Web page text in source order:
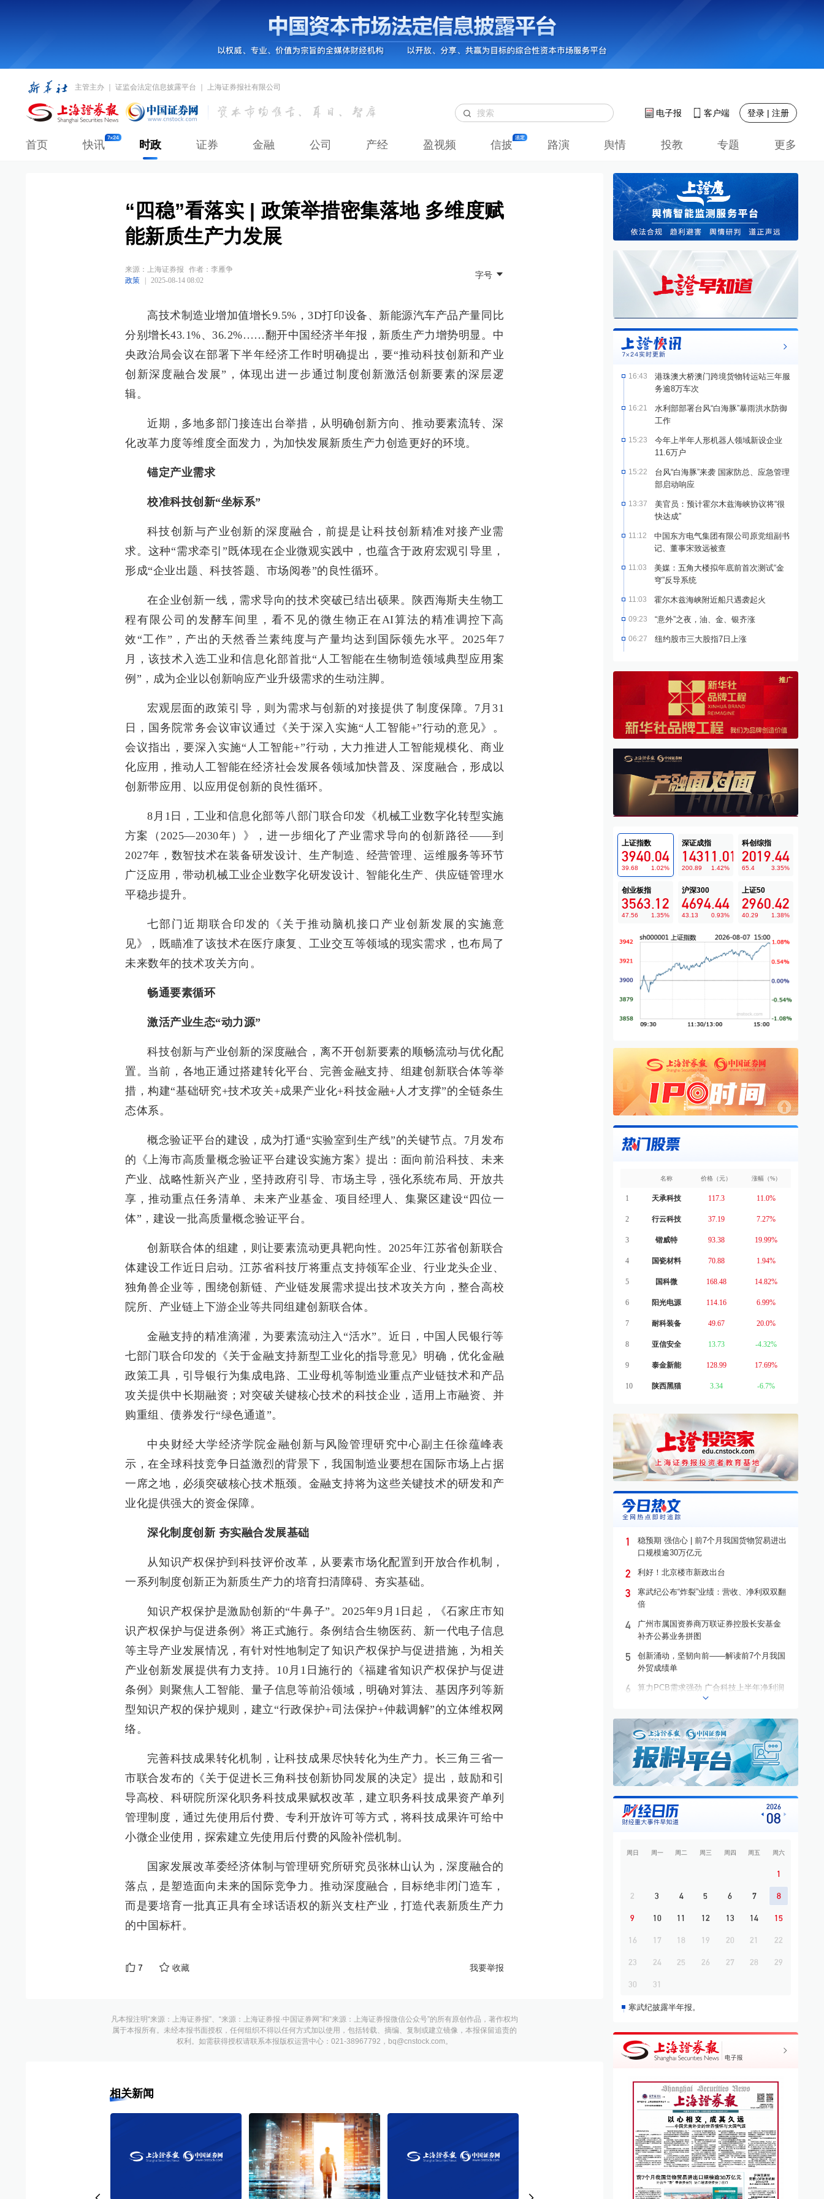
主管主办 ｜ 证监会法定信息披露平台 ｜ 上海证券报社有限公司
电子报 客户端 登录 | 注册
首页 快讯 时政 证券 金融 公司 产经 盈视频 信披 路演 舆情 投教 专题 更多
“四稳”看落实 | 政策举措密集落地 多维度赋
能新质生产力发展
来源： 上海证券报
作者：李雁争
政策
2025-08-14 08:02
字号
高技术制造业增加值增长9.5%，3D打印设备、新能源汽车产品产量同比
分别增长43.1%、36.2%……翻开中国经济半年报，新质生产力增势明显。中
央政治局会议在部署下半年经济工作时明确提出，要“推动科技创新和产业
创新深度融合发展”，体现出进一步通过制度创新激活创新要素的深层逻
辑。
近期，多地多部门接连出台举措，从明确创新方向、推动要素流转、深
化改革力度等维度全面发力，为加快发展新质生产力创造更好的环境。
锚定产业需求
校准科技创新“坐标系”
科技创新与产业创新的深度融合，前提是让科技创新精准对接产业需
求。这种“需求牵引”既体现在企业微观实践中，也蕴含于政府宏观引导里，
形成“企业出题、科技答题、市场阅卷”的良性循环。
在企业创新一线，需求导向的技术突破已结出硕果。陕西海斯夫生物工
程有限公司的发酵车间里，看不见的微生物正在AI算法的精准调控下高
效“工作”，产出的天然香兰素纯度与产量均达到国际领先水平。2025年7
月，该技术入选工业和信息化部首批“人工智能在生物制造领域典型应用案
例”，成为企业以创新响应产业升级需求的生动注脚。
宏观层面的政策引导，则为需求与创新的对接提供了制度保障。7月31
日，国务院常务会议审议通过《关于深入实施“人工智能+”行动的意见》。
会议指出，要深入实施“人工智能+”行动，大力推进人工智能规模化、商业
化应用，推动人工智能在经济社会发展各领域加快普及、深度融合，形成以
创新带应用、以应用促创新的良性循环。
8月1日，工业和信息化部等八部门联合印发《机械工业数字化转型实施
方案（2025—2030年）》，进一步细化了产业需求导向的创新路径——到
2027年，数智技术在装备研发设计、生产制造、经营管理、运维服务等环节
广泛应用，带动机械工业企业数字化研发设计、智能化生产、供应链管理水
平稳步提升。
七部门近期联合印发的《关于推动脑机接口产业创新发展的实施意
见》，既瞄准了该技术在医疗康复、工业交互等领域的现实需求，也布局了
未来数年的技术攻关方向。
畅通要素循环
激活产业生态“动力源”
科技创新与产业创新的深度融合，离不开创新要素的顺畅流动与优化配
置。当前，各地正通过搭建转化平台、完善金融支持、组建创新联合体等举
措，构建“基础研究+技术攻关+成果产业化+科技金融+人才支撑”的全链条生
态体系。
概念验证平台的建设，成为打通“实验室到生产线”的关键节点。7月发布
的《上海市高质量概念验证平台建设实施方案》提出：面向前沿科技、未来
产业、战略性新兴产业，坚持政府引导、市场主导，强化系统布局、开放共
享，推动重点任务清单、未来产业基金、项目经理人、集聚区建设“四位一
体”，建设一批高质量概念验证平台。
创新联合体的组建，则让要素流动更具靶向性。2025年江苏省创新联合
体建设工作近日启动。江苏省科技厅将重点支持领军企业、行业龙头企业、
独角兽企业等，围绕创新链、产业链发展需求提出技术攻关方向，整合高校
院所、产业链上下游企业等共同组建创新联合体。
金融支持的精准滴灌，为要素流动注入“活水”。近日，中国人民银行等
七部门联合印发的《关于金融支持新型工业化的指导意见》明确，优化金融
政策工具，引导银行为集成电路、工业母机等制造业重点产业链技术和产品
攻关提供中长期融资；对突破关键核心技术的科技企业，适用上市融资、并
购重组、债券发行“绿色通道”。
中央财经大学经济学院金融创新与风险管理研究中心副主任徐蕴峰表
示，在全球科技竞争日益激烈的背景下，我国制造业要想在国际市场上占据
一席之地，必须突破核心技术瓶颈。金融支持将为这些关键技术的研发和产
业化提供强大的资金保障。
深化制度创新 夯实融合发展基础
从知识产权保护到科技评价改革，从要素市场化配置到开放合作机制，
一系列制度创新正为新质生产力的培育扫清障碍、夯实基础。
知识产权保护是激励创新的“牛鼻子”。2025年9月1日起，《石家庄市知
识产权保护与促进条例》将正式施行。条例结合生物医药、新一代电子信息
等主导产业发展情况，有针对性地制定了知识产权保护与促进措施，为相关
产业创新发展提供有力支持。10月1日施行的《福建省知识产权保护与促进
条例》则聚焦人工智能、量子信息等前沿领域，明确对算法、基因序列等新
型知识产权的保护规则，建立“行政保护+司法保护+仲裁调解”的立体维权网
络。
完善科技成果转化机制，让科技成果尽快转化为生产力。长三角三省一
市联合发布的《关于促进长三角科技创新协同发展的决定》提出，鼓励和引
导高校、科研院所深化职务科技成果赋权改革，建立职务科技成果资产单列
管理制度，通过先使用后付费、专利开放许可等方式，将科技成果许可给中
小微企业使用，探索建立先使用后付费的风险补偿机制。
国家发展改革委经济体制与管理研究所研究员张林山认为，深度融合的
落点，是塑造面向未来的国际竞争力。推动深度融合，目标绝非闭门造车，
而是要培育一批真正具有全球话语权的新兴支柱产业，打造代表新质生产力
的中国标杆。
7 收藏 我要举报
凡本报注明“来源：上海证券报”、“来源：上海证券报·中国证券网”和“来源：上海证券报微信公众号”的所有原创作品，著作权均
属于本报所有。未经本报书面授权，任何组织不得以任何方式加以使用，包括转载、摘编、复制或建立镜像，本报保留追责的
权利。如需获得授权请联系本报版权运营中心：021-38967792，bq@cnstock.com。
相关新闻
16:43
港珠澳大桥澳门跨境货物转运站三年服
务逾8万车次
16:21
水利部部署台风“白海豚”暴雨洪水防御
工作
15:23
今年上半年人形机器人领域新设企业
11.6万户
15:22
台风“白海豚”来袭 国家防总、应急管理
部启动响应
13:37
美官员：预计霍尔木兹海峡协议将“很
快达成”
11:12
中国东方电气集团有限公司原党组副书
记、董事宋致远被查
11:03
美媒：五角大楼拟年底前首次测试“金
穹”反导系统
11:03 霍尔木兹海峡附近船只遇袭起火
09:23 “意外”之夜，油、金、银齐涨
06:27 纽约股市三大股指7日上涨
上证指数
3940.04
39.68 1.02%
深证成指
14311.01
200.89 1.42%
科创综指
2019.44
65.4 3.35%
创业板指
3563.12
47.56 1.35%
沪深300
4694.44
43.13 0.93%
上证50
2960.42
40.29 1.38%
名称 价格（元） 涨幅（%）
1 天承科技 117.3 11.0%
2 行云科技 37.19 7.27%
3 锴威特 93.38 19.99%
4 国瓷材料 70.88 1.94%
5 国科微 168.48 14.82%
6 阳光电源 114.16 6.99%
7 耐科装备 49.67 20.0%
8 亚信安全 13.73 -4.32%
9 泰金新能 128.99 17.69%
10 陕西黑猫 3.34 -6.7%
1
稳预期 强信心 | 前7个月我国货物贸易进出
口规模逾30万亿元
2 利好！北京楼市新政出台
3
寒武纪公布“炸裂”业绩：营收、净利双双翻
倍
4
广州市属国资券商万联证券控股长安基金
补齐公募业务拼图
5
创新涌动，坚韧向前——解读前7个月我国
外贸成绩单
6
算力PCB需求强劲 广合科技上半年净利润
7
联合水务：携手上海交大人工智能团队 破
解水务行业智能化转型难题
8 国盛证券熊园：科技股仍是下半年主角
9
8.22亿股划转收官 京东方完成国资内部股权
归集
10 宇树科技王兴兴：十年磨剑，逐梦AGI2026
08
周日 周一 周二 周三 周四 周五 周六
1
2 3 4 5 6 7 8
9 10 11 12 13 14 15
16 17 18 19 20 21 22
23 24 25 26 27 28 29
30 31
寒武纪披露半年报。